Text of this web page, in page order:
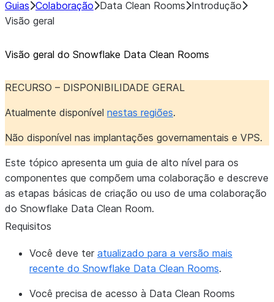
Guias Colaboração Data Clean Rooms Introdução
Visão geral
Visão geral do Snowflake Data Clean Rooms
RECURSO – DISPONIBILIDADE GERAL
Atualmente disponível nestas regiões.
Não disponível nas implantações governamentais e VPS.
Este tópico apresenta um guia de alto nível para os
componentes que compõem uma colaboração e descreve
as etapas básicas de criação ou uso de uma colaboração
do Snowflake Data Clean Room.
Requisitos
Você deve ter atualizado para a versão mais
recente do Snowflake Data Clean Rooms.
Você precisa de acesso à Data Clean Rooms